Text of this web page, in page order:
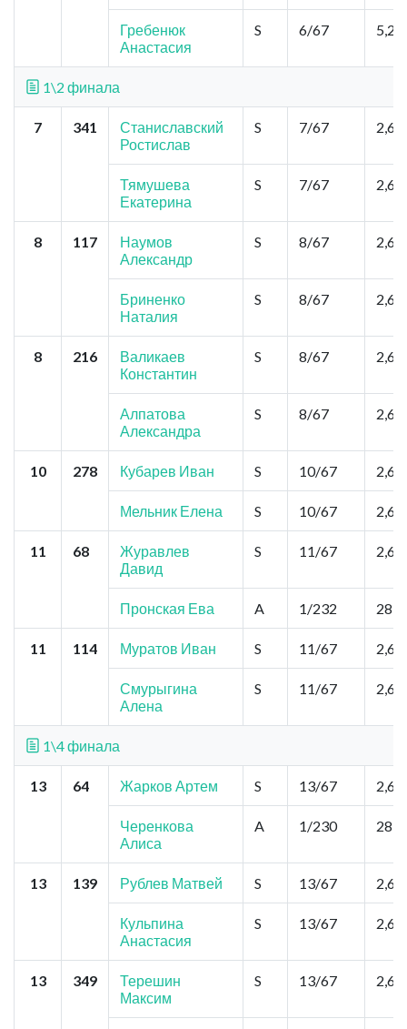
Гребенюк
Анастасия
S 6/67 5,2
1\2 финала
7 341
Станиславский
Ростислав
S 7/67 2,6
Тямушева
Екатерина
S 7/67 2,6
8 117
Наумов
Александр
S 8/67 2,6
Бриненко
Наталия
S 8/67 2,6
8 216
Валикаев
Константин
S 8/67 2,6
Алпатова
Александра
S 8/67 2,6
10 278 Кубарев Иван S 10/67 2,6
Мельник Елена S 10/67 2,6
11 68
Журавлев
Давид
S 11/67 2,6
Пронская Ева A 1/232 28,6
11 114 Муратов Иван S 11/67 2,6
Смурыгина
Алена
S 11/67 2,6
1\4 финала
13 64 Жарков Артем S 13/67 2,6
Черенкова
Алиса
A 1/230 28,6
13 139 Рублев Матвей S 13/67 2,6
Кульпина
Анастасия
S 13/67 2,6
13 349
Терешин
Максим
S 13/67 2,6